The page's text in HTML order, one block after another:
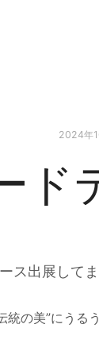
2024年
ド
ス出展して
統の美”にうる